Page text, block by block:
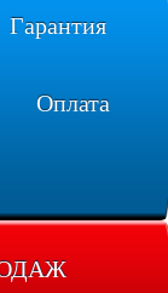
Гарантия
Оплата